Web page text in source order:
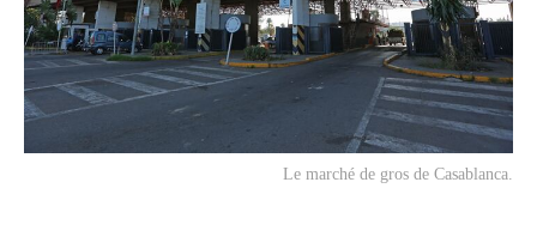
Le marché de gros de Casablanca.